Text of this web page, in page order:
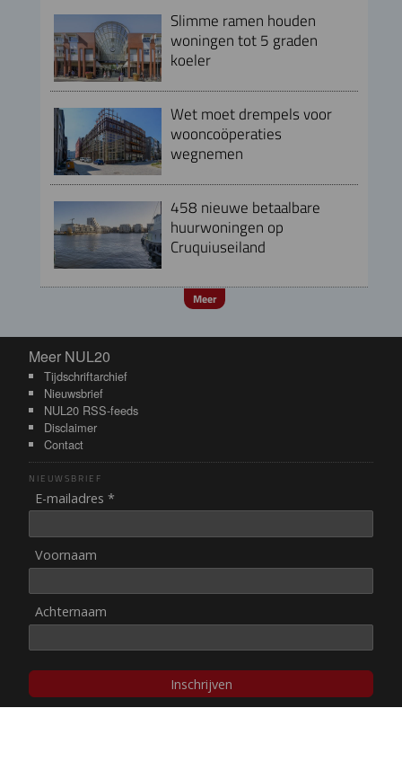
Slimme ramen houden
woningen tot 5 graden
koeler
Wet moet drempels voor
wooncoöperaties
wegnemen
458 nieuwe betaalbare
huurwoningen op
Cruquiuseiland
Meer
Meer NUL20
Meer NUL20
Tijdschriftarchief
Nieuwsbrief
NUL20 RSS-feeds
Disclaimer
Contact
NIEUWSBRIEF
E-mailadres *
Voornaam
Achternaam
Inschrijven